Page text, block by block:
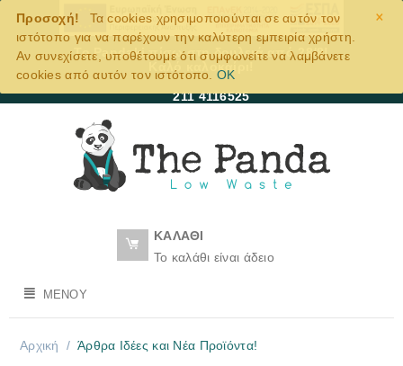
×
Προσοχή!
Τα cookies χρησιμοποιούνται σε αυτόν τον
ιστότοπο για να παρέχουν την καλύτερη εμπειρία χρήστη.
Αν συνεχίσετε, υποθέτουμε ότι συμφωνείτε να λαμβάνετε
cookies από αυτόν τον ιστότοπο. OK
Το Pandaki πίσω στη δουλειά από 28/8!
Καλό καλοκαίρι!
211 4116525
ΚΑΛΆΘΙ
Το καλάθι είναι άδειο
ΜΕΝΟΎ
Αρχική / Άρθρα Ιδέες και Νέα Προϊόντα!